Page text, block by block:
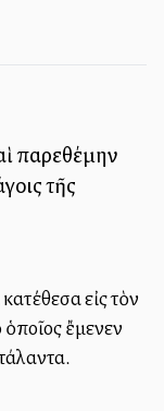
παρεθέμην
τῆς
εἰς τὸν
ἔμενεν